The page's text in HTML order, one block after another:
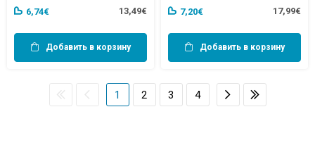
6,74€ 13,49€
Добавить в корзину
7,20€
17,99€
Добавить в корзину
1 2 3 4